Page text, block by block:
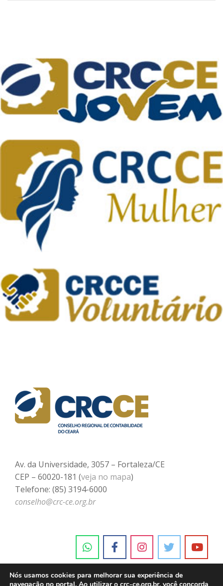
Av. da Universidade, 3057 – Fortaleza/CE
CEP – 60020-181 (veja no mapa)
Telefone: (85) 3194-6000
conselho@crc-ce.org.br
Nós usamos cookies para melhorar sua experiência de